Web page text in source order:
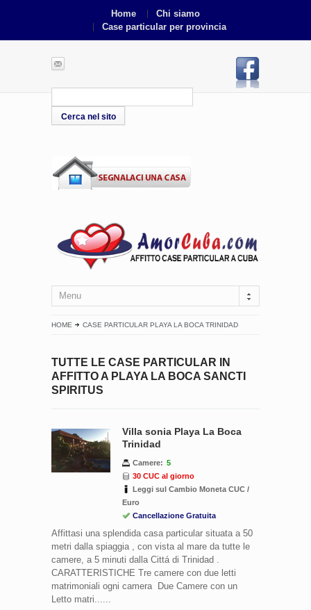
Home
Chi siamo
Case particular per provincia
Menu
HOME CASE PARTICULAR PLAYA LA BOCA TRINIDAD
TUTTE LE CASE PARTICULAR IN
AFFITTO A PLAYA LA BOCA SANCTI
SPIRITUS
Villa sonia Playa La Boca
Trinidad
Camere: 5
30 CUC al giorno
Leggi sul Cambio Moneta CUC /
Euro
Cancellazione Gratuita
Affittasi una splendida casa particular situata a 50
metri dalla spiaggia , con vista al mare da tutte le
camere, a 5 minuti dalla Cittá di Trinidad .
CARATTERISTICHE Tre camere con due letti
matrimoniali ogni camera Due Camere con un
Letto matri......